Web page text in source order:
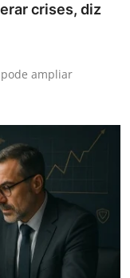
crises, diz
ampliar